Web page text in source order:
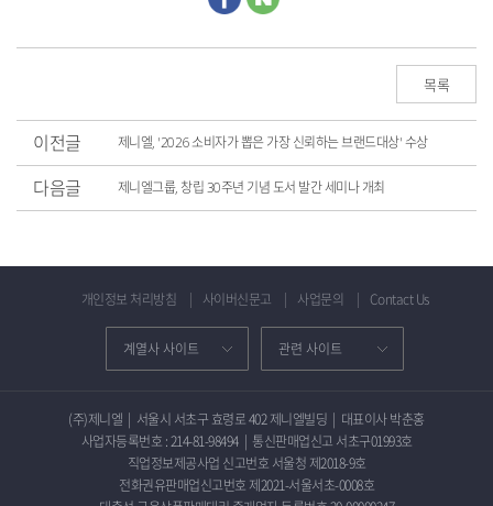
목록
이전글 제니엘, '2026 소비자가 뽑은 가장 신뢰하는 브랜드대상' 수상
다음글 제니엘그룹, 창립 30주년 기념 도서 발간 세미나 개최
개인정보 처리방침 사이버신문고 사업문의 Contact Us
(주)제니엘 | 서울시 서초구 효령로 402 제니엘빌딩 | 대표이사 박춘홍
사업자등록번호 : 214-81-98494| 통신판매업신고 서초구01993호
직업정보제공사업 신고번호 서울청 제2018-9호
전화권유판매업신고번호 제2021-서울서초-0008호